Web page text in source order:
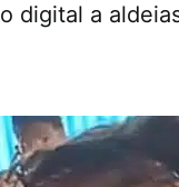
digital a